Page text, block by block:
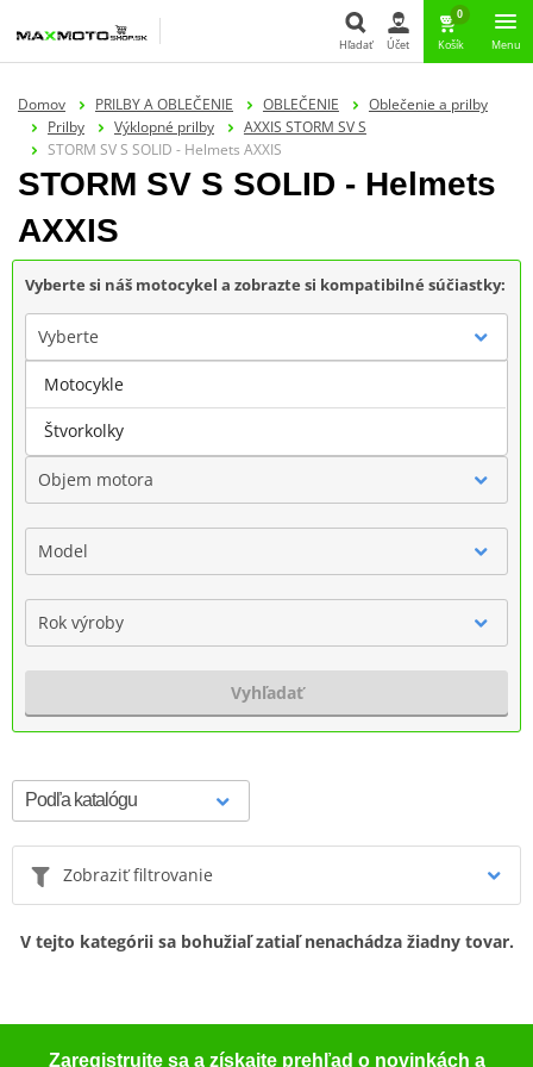
Hľadať
Hľadať Účet
0
Košík Menu
Domov PRILBY A OBLEČENIE OBLEČENIE
Oblečenie a prilby
Prilby
Výklopné prilby
AXXIS STORM SV S
STORM SV S SOLID - Helmets AXXIS
STORM SV S SOLID - Helmets
AXXIS
Vyberte si náš motocykel a zobrazte si kompatibilné súčiastky:
Vyberte
Značka
Objem motora
Model
Rok výroby
Vyhľadať
Zobraziť filtrovanie
V tejto kategórii sa bohužiaľ zatiaľ nenachádza žiadny tovar.
Zaregistrujte sa a získajte prehľad o novinkách a
Motocykle
Štvorkolky